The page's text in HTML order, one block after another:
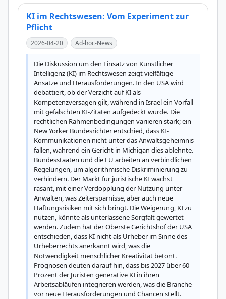
KI im Rechtswesen: Vom Experiment zur
Pflicht
2026-04-20 Ad-hoc-News
Die Diskussion um den Einsatz von Künstlicher
Intelligenz (KI) im Rechtswesen zeigt vielfältige
Ansätze und Herausforderungen. In den USA wird
debattiert, ob der Verzicht auf KI als
Kompetenzversagen gilt, während in Israel ein Vorfall
mit gefälschten KI-Zitaten aufgedeckt wurde. Die
rechtlichen Rahmenbedingungen variieren stark; ein
New Yorker Bundesrichter entschied, dass KI-
Kommunikationen nicht unter das Anwaltsgeheimnis
fallen, während ein Gericht in Michigan dies ablehnte.
Bundesstaaten und die EU arbeiten an verbindlichen
Regelungen, um algorithmische Diskriminierung zu
verhindern. Der Markt für juristische KI wächst
rasant, mit einer Verdopplung der Nutzung unter
Anwälten, was Zeitersparnisse, aber auch neue
Haftungsrisiken mit sich bringt. Die Weigerung, KI zu
nutzen, könnte als unterlassene Sorgfalt gewertet
werden. Zudem hat der Oberste Gerichtshof der USA
entschieden, dass KI nicht als Urheber im Sinne des
Urheberrechts anerkannt wird, was die
Notwendigkeit menschlicher Kreativität betont.
Prognosen deuten darauf hin, dass bis 2027 über 60
Prozent der Juristen generative KI in ihren
Arbeitsabläufen integrieren werden, was die Branche
vor neue Herausforderungen und Chancen stellt.